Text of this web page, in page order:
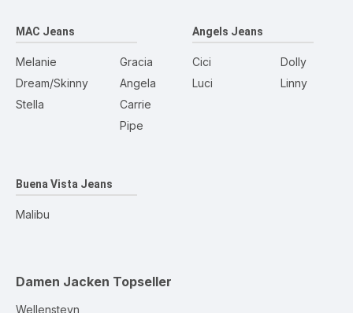
MAC Jeans
Melanie
Dream/Skinny
Stella
Gracia
Angela
Carrie
Pipe
Angels Jeans
Cici
Luci
Dolly
Linny
Buena Vista Jeans
Malibu
Damen Jacken Topseller
Wellensteyn